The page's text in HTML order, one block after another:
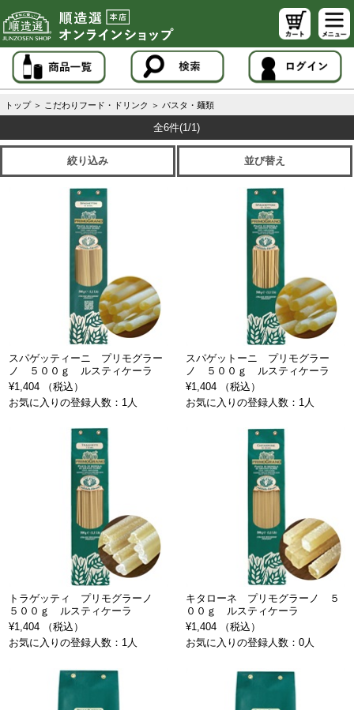
トップ ＞ こだわりフード・ドリンク ＞ パスタ・麺類
全6件(1/1)
絞り込み 並び替え
スパゲッティーニ プリモグラー
ノ ５００ｇ ルスティケーラ
¥1,404 （税込）
お気に入りの登録人数：1人
スパゲットーニ プリモグラー
ノ ５００ｇ ルスティケーラ
¥1,404 （税込）
お気に入りの登録人数：1人
トラゲッティ プリモグラーノ
５００ｇ ルスティケーラ
¥1,404 （税込）
お気に入りの登録人数：1人
キタローネ プリモグラーノ ５
００ｇ ルスティケーラ
¥1,404 （税込）
お気に入りの登録人数：0人